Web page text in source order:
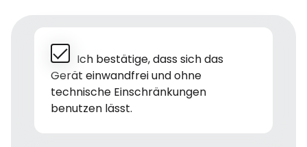
Ich bestätige, dass sich das
Gerät einwandfrei und ohne
technische Einschränkungen
benutzen lässt.